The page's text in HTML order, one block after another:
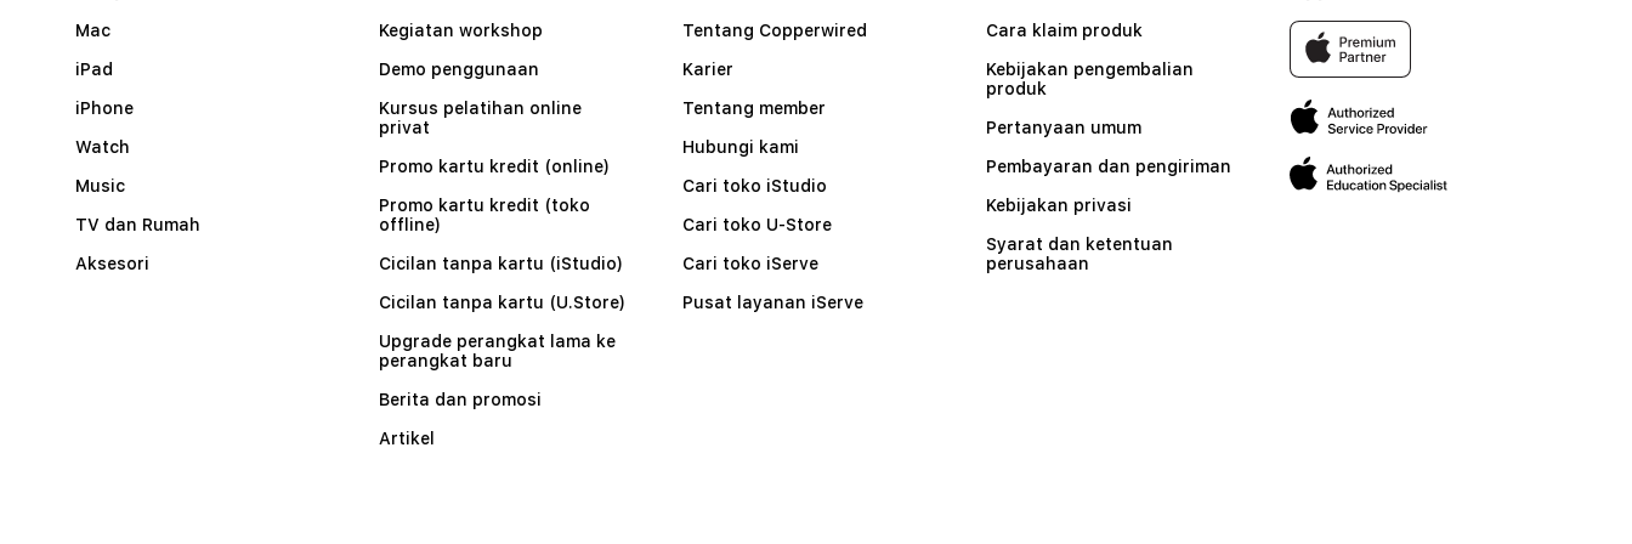
Mac
iPad
iPhone
Watch
Music
TV dan Rumah
Aksesori
Kegiatan workshop
Demo penggunaan
Kursus pelatihan online
privat
Promo kartu kredit (online)
Promo kartu kredit (toko
offline)
Cicilan tanpa kartu (iStudio)
Cicilan tanpa kartu (U.Store)
Upgrade perangkat lama ke
perangkat baru
Berita dan promosi
Artikel
Tentang Copperwired
Karier
Tentang member
Hubungi kami
Cari toko iStudio
Cari toko U-Store
Cari toko iServe
Pusat layanan iServe
Cara klaim produk
Kebijakan pengembalian
produk
Pertanyaan umum
Pembayaran dan pengiriman
Kebijakan privasi
Syarat dan ketentuan
perusahaan